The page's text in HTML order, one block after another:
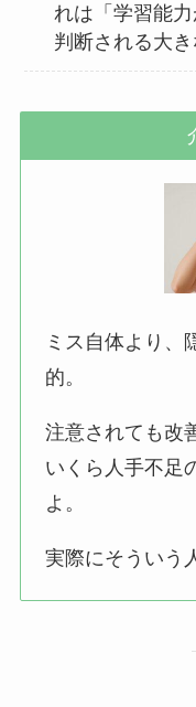
れは「学習能
判断される大き
ミス自体より、
的。
注意されても改
いくら人手不足
よ。
実際にそういう